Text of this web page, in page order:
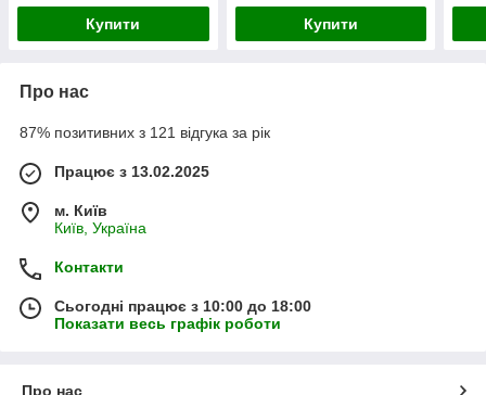
Купити
Камуфляж '
Купити
Про нас
87% позитивних з 121 відгука за рік
Працює з 13.02.2025
м. Київ
Київ, Україна
Контакти
Сьогодні працює з 10:00 до 18:00
Показати весь графік роботи
Про нас